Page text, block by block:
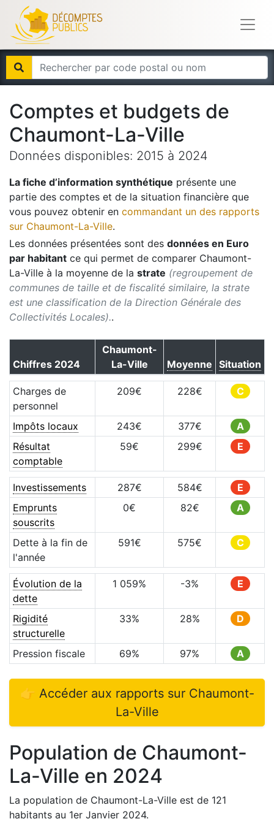
Comptes et budgets de
Chaumont-La-Ville
Données disponibles: 2015 à 2024
La fiche d’information synthétique présente une
partie des comptes et de la situation financière que
vous pouvez obtenir en commandant un des rapports
sur Chaumont-La-Ville.
Les données présentées sont des données en Euro
par habitant ce qui permet de comparer Chaumont-
La-Ville à la moyenne de la strate (regroupement de
communes de taille et de fiscalité similaire, la strate
est une classification de la Direction Générale des
Collectivités Locales)..
Chiffres 2024
Chaumont-
La-Ville
Moyenne Situation
Charges de
personnel
209€ 228€ C
Impôts locaux 243€ 377€
A
Résultat
comptable
59€ 299€ E
Investissements 287€ 584€
E
Emprunts
souscrits
0€ 82€ A
Dette à la fin de
l'année
591€ 575€ C
Évolution de la
dette
1 059% -3% E
Rigidité
structurelle
33% 28% D
Pression fiscale 69% 97% A
👉 Accéder aux rapports sur Chaumont-
La-Ville
Population de Chaumont-
La-Ville en 2024
La population de Chaumont-La-Ville est de 121
habitants au 1er Janvier 2024.